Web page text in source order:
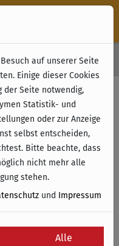
(innerhalb Deutschlands)
auf unserer Seite
Einige dieser Cookies
Seite notwendig,
Statistik- und
oder zur Anzeige
selbst entscheiden,
Bitte beachte, dass
nicht mehr alle
stehen.
und Impressum
Alle